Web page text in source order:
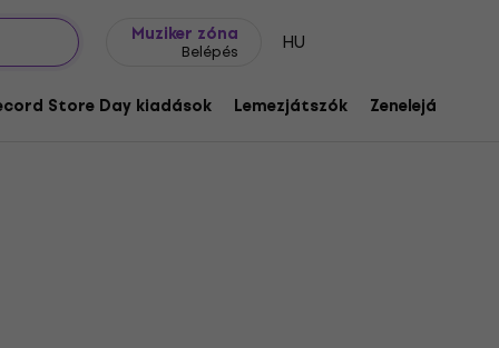
Muziker zóna
Belépés HU
Store Day kiadások Lemezjátszók Zenelejátszók